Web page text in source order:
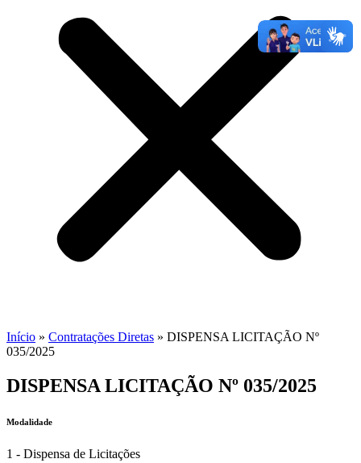
Início » Contratações Diretas » DISPENSA LICITAÇÃO Nº
035/2025
DISPENSA LICITAÇÃO Nº 035/2025
Modalidade
1 - Dispensa de Licitações